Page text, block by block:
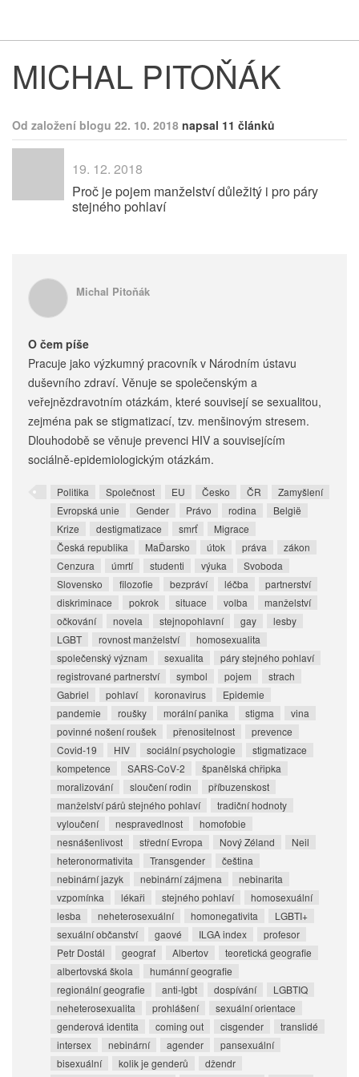
MICHAL PITOŇÁK
Od založení blogu 22. 10. 2018 napsal 11 článků
19. 12. 2018
Proč je pojem manželství důležitý i pro páry
stejného pohlaví
Michal Pitoňák
O čem píše
Pracuje jako výzkumný pracovník v Národním ústavu
duševního zdraví. Věnuje se společenským a
veřejnězdravotním otázkám, které souvisejí se sexualitou,
zejména pak se stigmatizací, tzv. menšinovým stresem.
Dlouhodobě se věnuje prevenci HIV a souvisejícím
sociálně-epidemiologickým otázkám.
Politika Společnost EU Česko ČR
Zamyšlení
Evropská unie
Gender Právo rodina
België
Krize
destigmatizace smrť
Migrace
Česká republika
MaĎarsko útok práva
zákon
Cenzura
úmrtí studenti výuka
Svoboda
Slovensko
filozofie bezpráví léčba
partnerství
diskriminace
pokrok situace volba
manželství
očkování
novela stejnopohlavní gay
lesby
LGBT
rovnost manželství
homosexualita
společenský význam
sexualita
páry stejného pohlaví
registrované partnerství
symbol pojem
strach
Gabriel
pohlaví koronavirus
Epidemie
pandemie
roušky morální panika stigma
vina
povinné nošení roušek
přenositelnost
prevence
Covid-19
HIV sociální psychologie
stigmatizace
kompetence
SARS-CoV-2
španělská chřipka
moralizování
sloučení rodin
příbuzenskost
manželství párů stejného pohlaví
tradiční hodnoty
vyloučení
nespravedlnost
homofobie
nesnášenlivost
střední Evropa Nový Zéland
Neil
heteronormativita
Transgender
čeština
nebinární jazyk
nebinární zájmena
nebinarita
vzpomínka
lékaři stejného pohlaví
homosexuální
lesba
neheterosexuální homonegativita
LGBTI+
sexuální občanství
gaové ILGA index
profesor
Petr Dostál
geograf Albertov
teoretická geografie
albertovská škola
humánní geografie
regionální geografie
anti-lgbt dospívání
LGBTIQ
neheterosexualita
prohlášení
sexuální orientace
genderová identita
coming out cisgender
translidé
intersex
nebinární agender
pansexuální
bisexuální
kolik je genderů
džendr